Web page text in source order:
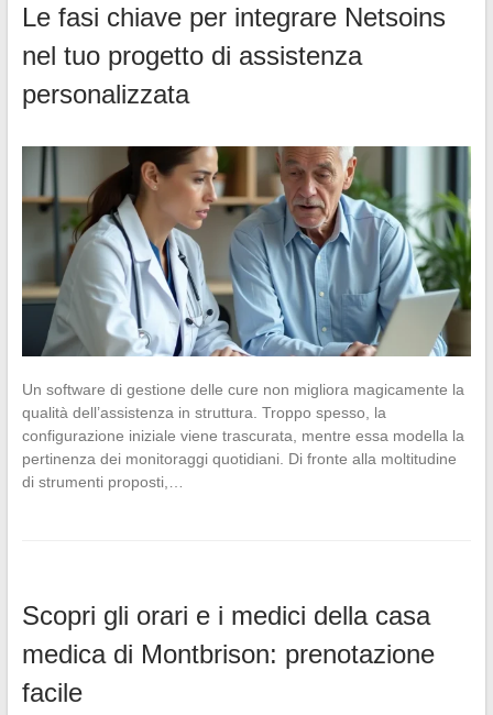
Le fasi chiave per integrare Netsoins
nel tuo progetto di assistenza
personalizzata
Un software di gestione delle cure non migliora magicamente la
qualità dell’assistenza in struttura. Troppo spesso, la
configurazione iniziale viene trascurata, mentre essa modella la
pertinenza dei monitoraggi quotidiani. Di fronte alla moltitudine
di strumenti proposti,…
Scopri gli orari e i medici della casa
medica di Montbrison: prenotazione
facile